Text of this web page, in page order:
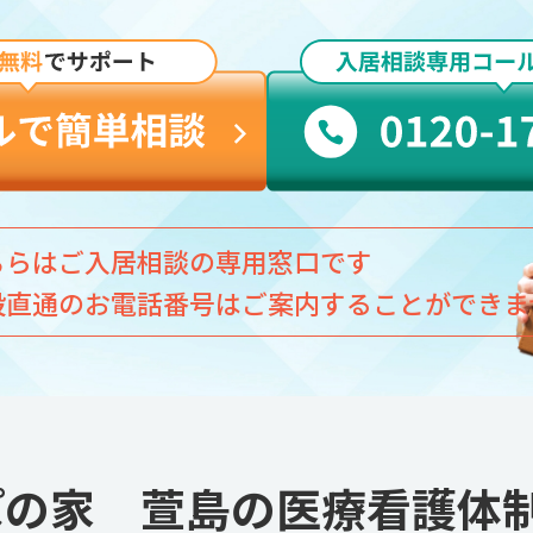
はご入居相談の専用窓口です
通のお電話番号はご案内することができ
家 萱島の医療看護体